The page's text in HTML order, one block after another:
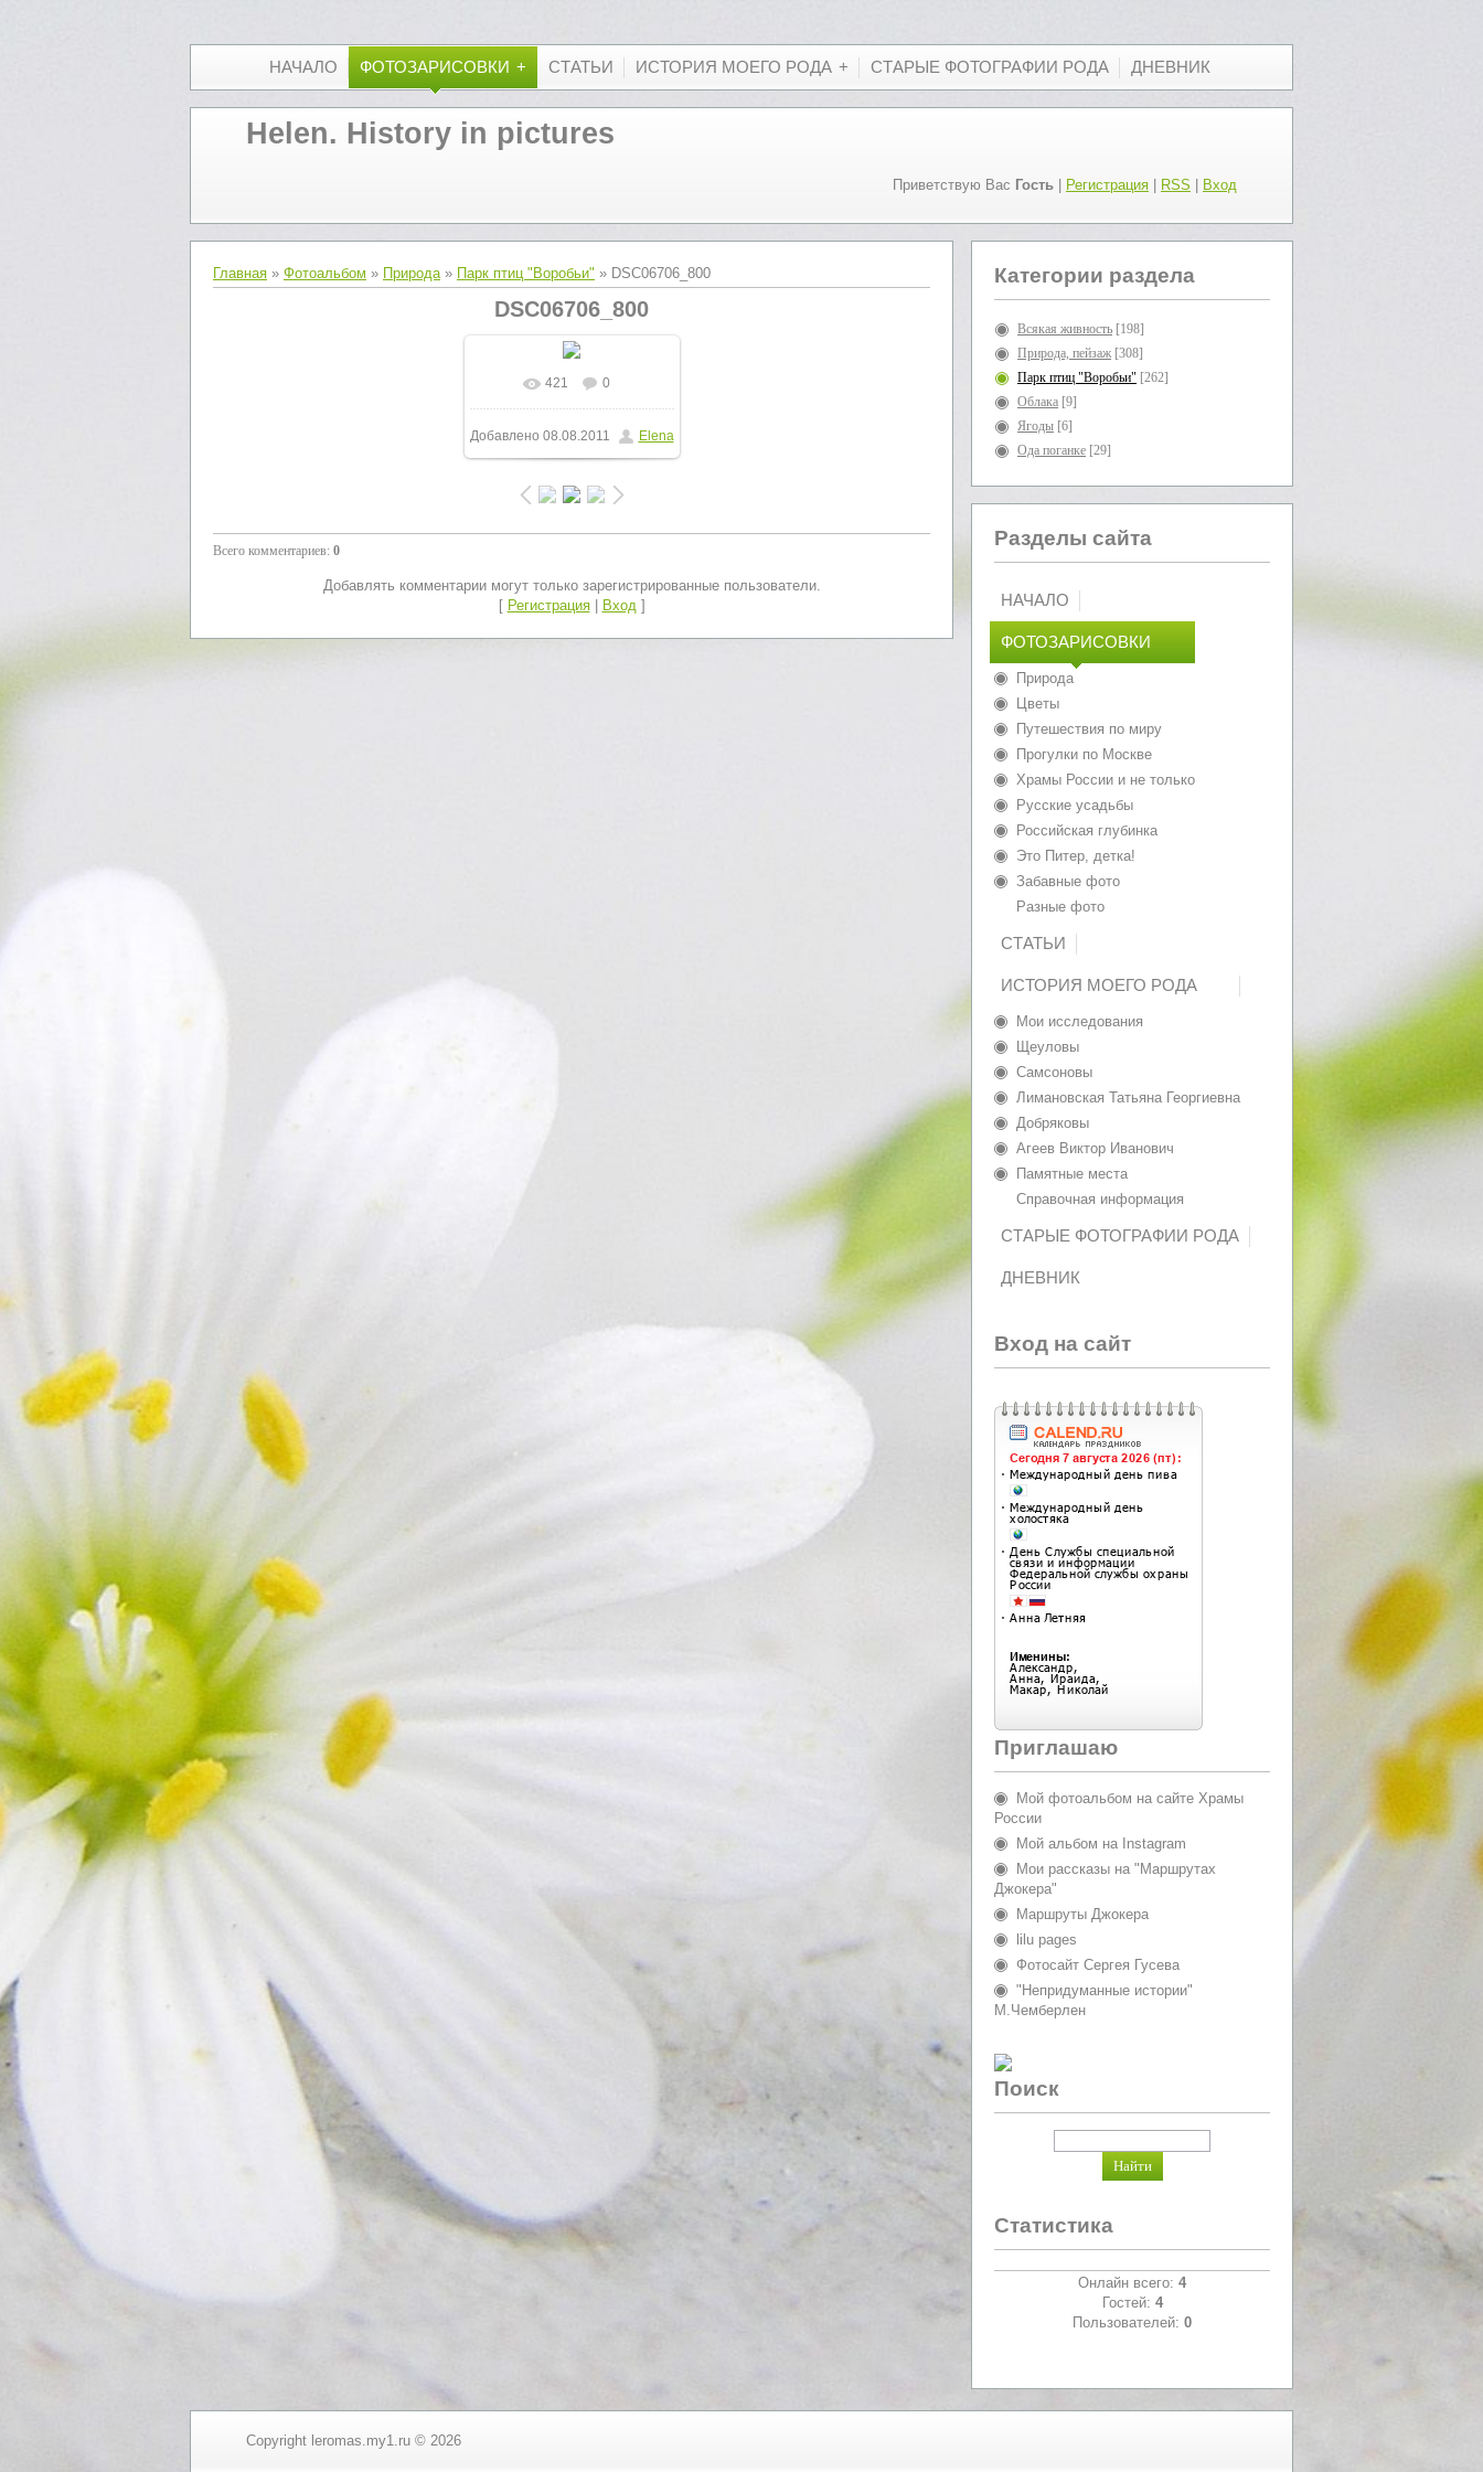
НАЧАЛО ФОТОЗАРИСОВКИ СТАТЬИ ИСТОРИЯ МОЕГО РОДА СТАРЫЕ ФОТОГРАФИИ РОДА ДНЕВНИК
Helen. History in pictures
Приветствую Вас Гость Регистрация RSS Вход
Главная » Фотоальбом » Природа» Парк птиц "Воробьи" » DSC06706_800
DSC06706_800
В реальном размере
600x800/ 252.4Kb
421 0
Добавлено 08.08.2011 Elena
Всего комментариев: 0
Добавлять комментарии могут только зарегистрированные пользователи.
[ Регистрация| Вход]
Категории раздела
Всякая живность [198]
Природа, пейзаж [308]
Парк птиц "Воробьи" [262]
Облака [9]
Ягоды [6]
Ода поганке [29]
Разделы сайта
НАЧАЛО
ФОТОЗАРИСОВКИ
Природа
Цветы
Путешествия по миру
Прогулки по Москве
Храмы России и не только
Русские усадьбы
Российская глубинка
Это Питер, детка!
Забавные фото
Разные фото
СТАТЬИ
ИСТОРИЯ МОЕГО РОДА
Мои исследования
Щеуловы
Самсоновы
Лимановская Татьяна Георгиевна
Добряковы
Агеев Виктор Иванович
Памятные места
Справочная информация
СТАРЫЕ ФОТОГРАФИИ РОДА
ДНЕВНИК
Вход на сайт
Приглашаю
Мой фотоальбом на сайте Храмы
России
Мой альбом на Instagram
Мои рассказы на "Маршрутах
Джокера"
Маршруты Джокера
lilu pages
Фотосайт Сергея Гусева
"Непридуманные истории"
М.Чемберлен
Поиск
Статистика
Онлайн всего: 4
Гостей: 4
Пользователей: 0
Copyright leromas.my1.ru © 2026